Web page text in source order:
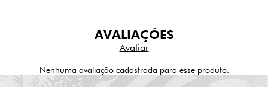
AVALIAÇÕES
Nenhuma avaliação cadastrada para esse produto.